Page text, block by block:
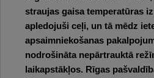
straujas gaisa temperatūras
apledojuši ceļi, un tā mēdz
apsaimniekošanas
nodrošināta nepārtrauktā
laikapstākļos. Rīgas